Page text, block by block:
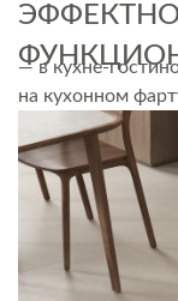
— в кухне-
на кухонном